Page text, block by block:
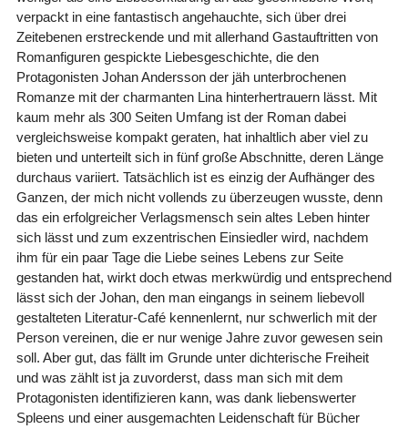
verpackt in eine fantastisch angehauchte, sich über drei
Zeitebenen erstreckende und mit allerhand Gastauftritten von
Romanfiguren gespickte Liebesgeschichte, die den
Protagonisten Johan Andersson der jäh unterbrochenen
Romanze mit der charmanten Lina hinterhertrauern lässt. Mit
kaum mehr als 300 Seiten Umfang ist der Roman dabei
vergleichsweise kompakt geraten, hat inhaltlich aber viel zu
bieten und unterteilt sich in fünf große Abschnitte, deren Länge
durchaus variiert. Tatsächlich ist es einzig der Aufhänger des
Ganzen, der mich nicht vollends zu überzeugen wusste, denn
das ein erfolgreicher Verlagsmensch sein altes Leben hinter
sich lässt und zum exzentrischen Einsiedler wird, nachdem
ihm für ein paar Tage die Liebe seines Lebens zur Seite
gestanden hat, wirkt doch etwas merkwürdig und entsprechend
lässt sich der Johan, den man eingangs in seinem liebevoll
gestalteten Literatur-Café kennenlernt, nur schwerlich mit der
Person vereinen, die er nur wenige Jahre zuvor gewesen sein
soll. Aber gut, das fällt im Grunde unter dichterische Freiheit
und was zählt ist ja zuvorderst, dass man sich mit dem
Protagonisten identifizieren kann, was dank liebenswerter
Spleens und einer ausgemachten Leidenschaft für Bücher